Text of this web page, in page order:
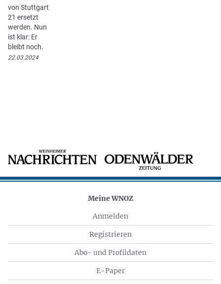
von Stuttgart
21 ersetzt
werden. Nun
ist klar: Er
bleibt noch.
22.03.2024
Meine WNOZ
Anmelden
Registrieren
Abo- und Profildaten
E-Paper